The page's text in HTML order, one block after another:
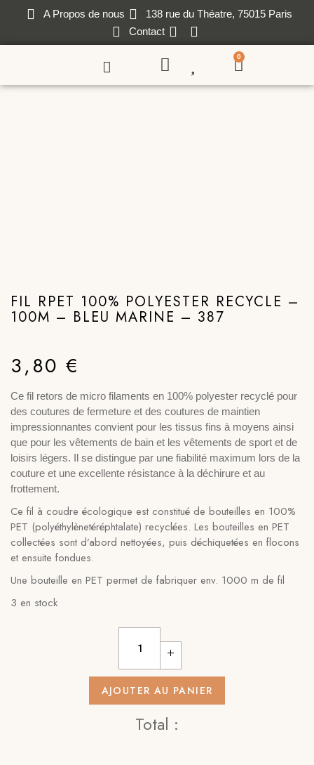
A Propos de nous
138 rue du Théatre, 75015 Paris
Contact
0
FIL RPET 100% POLYESTER RECYCLE –
100M – BLEU MARINE – 387
3,80 €
Ce fil retors de micro filaments en 100% polyester recyclé pour
des coutures de fermeture et des coutures de maintien
impressionnantes convient pour les tissus fins à moyens ainsi
que pour les vêtements de bain et les vêtements de sport et de
loisirs légers. Il se distingue par une fiabilité maximum lors de la
couture et une excellente résistance à la déchirure et au
frottement.
Ce fil à coudre écologique est constitué de bouteilles en 100%
PET (polyéthylènetéréphtalate) recyclées. Les bouteilles en PET
collectées sont d’abord nettoyées, puis déchiquetées en flocons
et ensuite fondues.
Une bouteille en PET permet de fabriquer env. 1000 m de fil
3 en stock
AJOUTER AU PANIER
Total :